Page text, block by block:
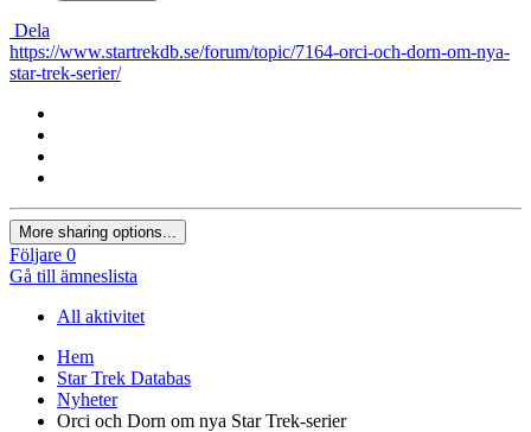
Dela
https://www.startrekdb.se/forum/topic/7164-orci-och-dorn-om-nya-
star-trek-serier/
More sharing options...
Följare 0
Gå till ämneslista
All aktivitet
Hem
Star Trek Databas
Nyheter
Orci och Dorn om nya Star Trek-serier